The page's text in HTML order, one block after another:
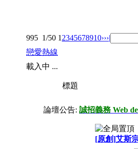
995 1/50 1 2345678910›››|
戀愛熱線
載入中 ...
標題
論壇公告: 誠招義務 Web
[原創]艾斯